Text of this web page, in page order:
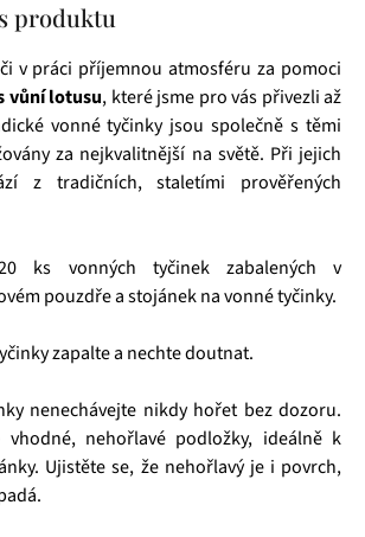
produktu
v práci příjemnou atmosféru za pomoci
vůní lotusu, které jsme pro vás přivezli až
vonné tyčinky jsou společně s těmi
za nejkvalitnější na světě. Při jejich
z tradičních, staletími prověřených
ks vonných tyčinek zabalených v
pouzdře a stojánek na vonné tyčinky.
zapalte a nechte doutnat.
nenechávejte nikdy hořet bez dozoru.
vhodné, nehořlavé podložky, ideálně k
Ujistěte se, že nehořlavý je i povrch,